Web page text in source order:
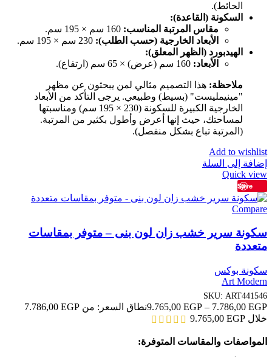
الحائط).
السكونة (القاعدة):
مقاس المرتبة المناسب:
الأبعاد الخارجية (حسب الطلب):
الهيدبورد (الظهر المعلق):
الأبعاد:
ملاحظة: هذا التصميم مثالي لمن يبحثون عن مظهر
"مينيمليست" (بسيط) وطبيعي. يرجى التأكد من الأبعاد
الخارجية الكبيرة للسكونة (230 × 195 سم) ومناسبتها
لمساحتك، حيث إنها أعرض وأطول بكثير من المرتبة.
(المرتبة تباع بشكل منفصل).
Add to wishlist
إضافة إلى السلة
Quick view
Save
Compare
سكونة سرير خشب زان لون بنى – متوفر بمقاسات
متعددة
سكونة بوكس
Art Modern
SKU: ART441546
7.786,00 EGP
–
9.765,00 EGP
خلال ⁦9.765,00 EGP⁩
المواصفات والمقاسات المتوفرة: